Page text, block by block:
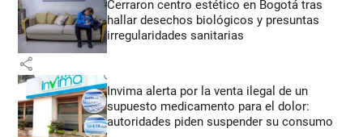
Cerraron centro estético en Bogotá tras
hallar desechos biológicos y presuntas
irregularidades sanitarias
share
Invima alerta por la venta ilegal de un
supuesto medicamento para el dolor:
autoridades piden suspender su consumo